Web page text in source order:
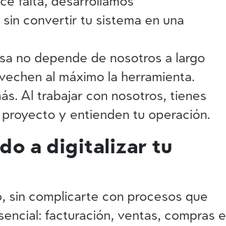
convertir tu sistema en una
no depende de nosotros a largo
al máximo la herramienta.
Al trabajar con nosotros, tienes
y entienden tu operación.
a digitalizar tu
sin complicarte con procesos que
facturación, ventas, compras e